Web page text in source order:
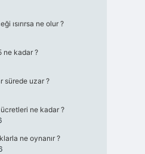
ısırırsa ne olur ?
ne kadar ?
sürede uzar ?
ücretleri ne kadar ?
ne oynanır ?